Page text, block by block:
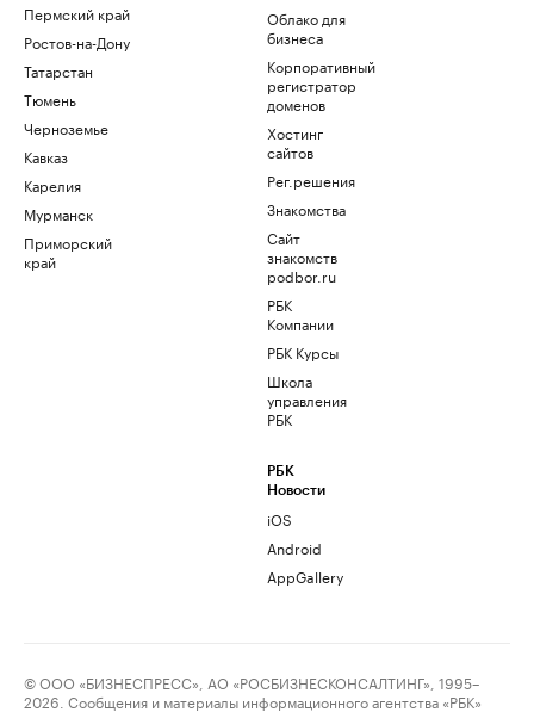
Пермский край
Ростов-на-Дону
Татарстан
Тюмень
Черноземье
Кавказ
Карелия
Мурманск
Приморский
край
Облако для
бизнеса
Корпоративный
регистратор
доменов
Хостинг
сайтов
Рег.решения
Знакомства
Сайт
знакомств
podbor.ru
РБК
Компании
РБК Курсы
Школа
управления
РБК
РБК
Новости
iOS
Android
AppGallery
© ООО «БИЗНЕСПРЕСС», АО «РОСБИЗНЕСКОНСАЛТИНГ», 1995–
2026. Сообщения и материалы информационного агентства «РБК»